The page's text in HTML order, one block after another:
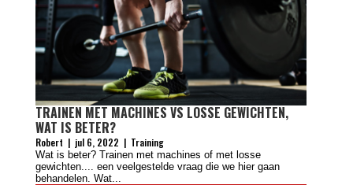
TRAINEN MET MACHINES VS LOSSE GEWICHTEN,
WAT IS BETER?
Robert | jul 6, 2022 | Training
Wat is beter? Trainen met machines of met losse
gewichten.... een veelgestelde vraag die we hier gaan
behandelen. Wat...